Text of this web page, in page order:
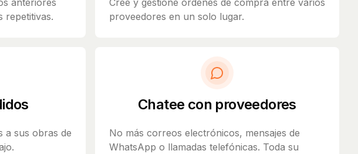
repetitivas.
proveedores en un solo lugar.
a sus obras de
Chatee con proveedores
No más correos electrónicos, mensajes de
WhatsApp o llamadas telefónicas. Toda su